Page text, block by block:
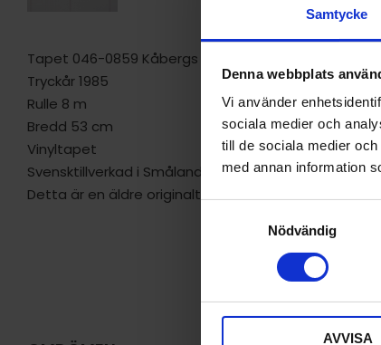
Samtycke
Denna webbplats
Vi använder
sociala medier och
till de sociala medier
med annan information
Nödvändig
AVVISA
Tapet 046-0859 Kåbergs "wall-rit"
Tryckår 1985
Rulle 8 m
Bredd 53 cm
Vinyltapet
Svensktillverkad i Smålands Anneberg.
Detta är en äldre originaltapet